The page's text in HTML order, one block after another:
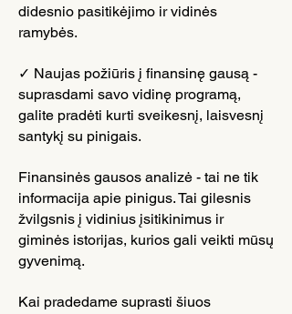
didesnio pasitikėjimo ir vidinės
ramybės.
✓ Naujas požiūris į finansinę gausą -
suprasdami savo vidinę programą,
galite pradėti kurti sveikesnį, laisvesnį
santykį su pinigais.
Finansinės gausos analizė - tai ne tik
informacija apie pinigus. Tai gilesnis
žvilgsnis į vidinius įsitikinimus ir
giminės istorijas, kurios gali veikti mūsų
gyvenimą.
Kai pradedame suprasti šiuos